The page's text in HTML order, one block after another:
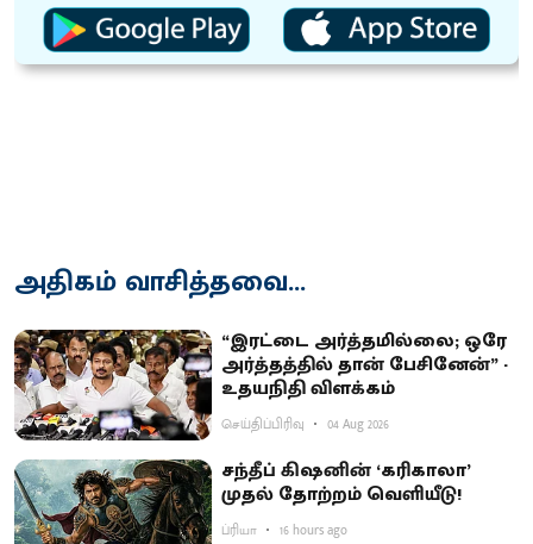
அதிகம் வாசித்தவை...
“இரட்டை அர்த்தமில்லை; ஒரே
அர்த்தத்தில் தான் பேசினேன்” -
உதயநிதி விளக்கம்
செய்திப்பிரிவு 04 Aug 2026
சந்தீப் கிஷனின் ‘கரிகாலா’
முதல் தோற்றம் வெளியீடு!
ப்ரியா 16 hours ago